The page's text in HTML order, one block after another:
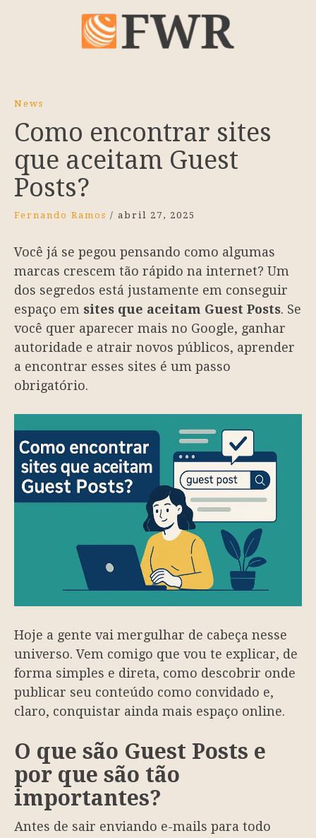
News
Como encontrar sites
que aceitam Guest
Posts?
Fernando Ramos / abril 27, 2025
Você já se pegou pensando como algumas
marcas crescem tão rápido na internet? Um
dos segredos está justamente em conseguir
espaço em sites que aceitam Guest Posts. Se
você quer aparecer mais no Google, ganhar
autoridade e atrair novos públicos, aprender
a encontrar esses sites é um passo
obrigatório.
Hoje a gente vai mergulhar de cabeça nesse
universo. Vem comigo que vou te explicar, de
forma simples e direta, como descobrir onde
publicar seu conteúdo como convidado e,
claro, conquistar ainda mais espaço online.
O que são Guest Posts e
por que são tão
importantes?
Antes de sair enviando e-mails para todo